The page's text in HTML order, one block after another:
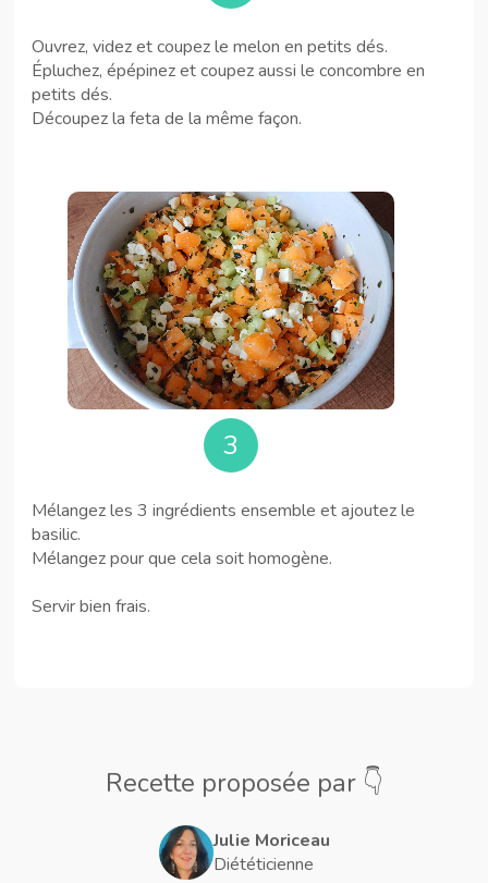
Ouvrez, videz et coupez le melon en petits dés.
Épluchez, épépinez et coupez aussi le concombre en
petits dés.
Découpez la feta de la même façon.
3
Mélangez les 3 ingrédients ensemble et ajoutez le
basilic.
Mélangez pour que cela soit homogène.
Servir bien frais.
Recette proposée par 👇
Julie Moriceau
Diététicienne